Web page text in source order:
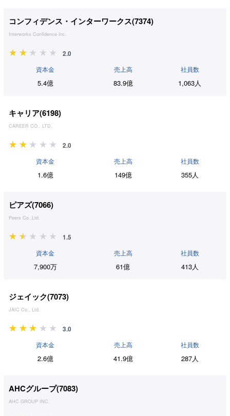
コンフィデンス・インターワークス(7374)
Interworks Confidence Inc.
2.0
資本金
5.4億
売上高
83.9億
社員数
1,063人
キャリア(6198)
CAREER CO., LTD.
2.0
資本金
1.6億
売上高
149億
社員数
355人
ピアズ(7066)
Peers Co.,Ltd.
1.5
資本金
7,900万
売上高
61億
社員数
413人
ジェイック(7073)
JAIC Co., Ltd.
3.0
資本金
2.6億
売上高
41.9億
社員数
287人
AHCグループ(7083)
AHC GROUP INC.